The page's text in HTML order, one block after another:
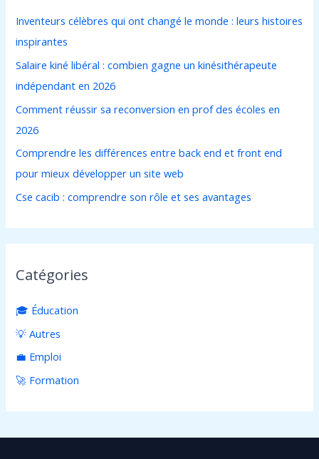
c
h
e
r
:
Inventeurs célèbres qui ont changé le monde : leurs histoires
inspirantes
Salaire kiné libéral : combien gagne un kinésithérapeute
indépendant en 2026
Comment réussir sa reconversion en prof des écoles en
2026
Comprendre les différences entre back end et front end
pour mieux développer un site web
Cse cacib : comprendre son rôle et ses avantages
Catégories
🎓 Éducation
💡 Autres
💼 Emploi
🚀 Formation